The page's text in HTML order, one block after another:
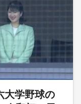
大学野球の